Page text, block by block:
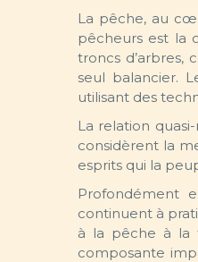
La pêche, au
pêcheurs est la
troncs d’arbres,
seul balancier.
utilisant des
La relation
considèrent la
esprits qui la
Profondément
continuent à
à la pêche à la
composante